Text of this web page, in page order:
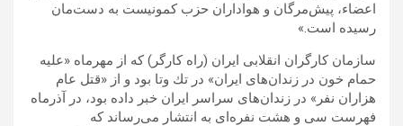
اعضاء، پيش‌مرگان و هواداران حزب كمونيست به دست‌مان
رسيده است.»
سازمان كارگران انقلابى ايران (راه كارگر) كه از مهرماه «عليه
حمام خون در زندان‌هاى ايران» در تك و‌تا بود و از «قتل عام
هزاران نفر» در زندان‌هاى سراسر ايران خبر داده بود، در آذرماه
فهرست سى و هشت نفره‌اى به انتشار مى‌رساند كه